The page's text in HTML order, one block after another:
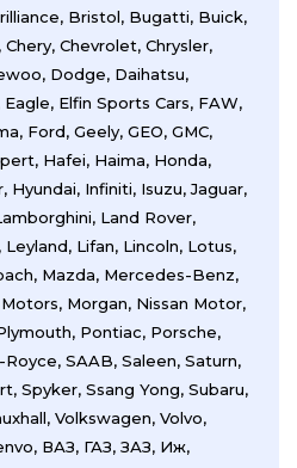
Bristol, Bugatti, Buick,
Chevrolet, Chrysler,
Dodge, Daihatsu,
Elfin Sports Cars, FAW,
Ford, Geely, GEO, GMC,
Hafei, Haima, Honda,
Hyundai, Infiniti, Isuzu, Jaguar,
Land Rover,
Lifan, Lincoln, Lotus,
Mazda, Mercedes-Benz,
Morgan, Nissan Motor,
Pontiac, Porsche,
SAAB, Saleen, Saturn,
Spyker, Ssang Yong, Subaru,
Volkswagen, Volvo,
ВАЗ, ГАЗ, ЗАЗ, Иж,